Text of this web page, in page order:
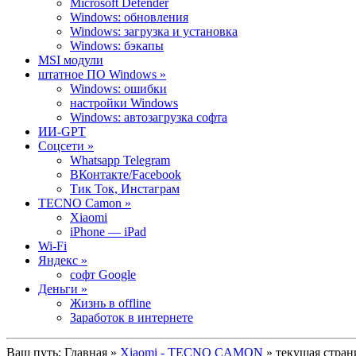
Windows: обновления
Windows: загрузка и установка
Windows: бэкапы
MSI модули
штатное ПО Windows »
Windows: ошибки
настройки Windows
Windows: автозагрузка софта
ИИ-GPT
Cоцсети »
Whatsapp Telegram
ВКонтакте/Facebook
Тик Ток, Инстаграм
TECNO Camon »
Xiaomi
iPhone — iPad
Wi-Fi
Яндекс »
софт Google
Деньги »
Жизнь в offline
Заработок в интернете
Ваш путь: Главная » Xiaomi - TECNO CAMON » текущая